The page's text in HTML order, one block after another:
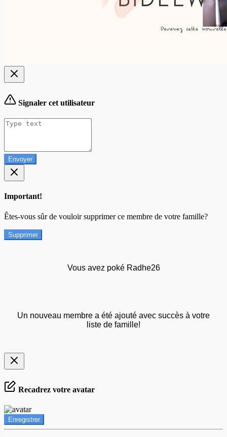
Signaler cet utilisateur
Envoyer
Important!
Êtes-vous sûr de vouloir supprimer ce membre de votre famille?
Supprimer
Vous avez poké Radhe26
Un nouveau membre a été ajouté avec succès à votre
liste de famille!
Recadrez votre avatar
Enregistrer